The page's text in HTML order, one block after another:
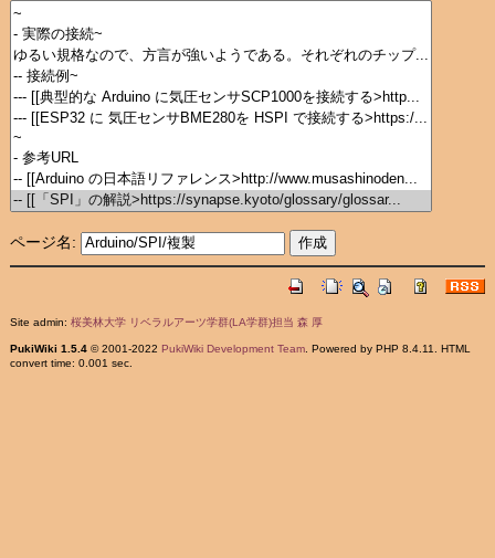
ページ名:
Site admin: 桜美林大学 リベラルアーツ学群(LA学群)担当 森 厚
PukiWiki 1.5.4© 2001-2022 PukiWiki Development Team. Powered by PHP 8.4.11. HTML
convert time: 0.001 sec.